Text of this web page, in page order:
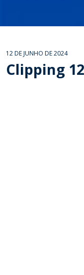
12 DE JUNHO DE 2024
Clipping